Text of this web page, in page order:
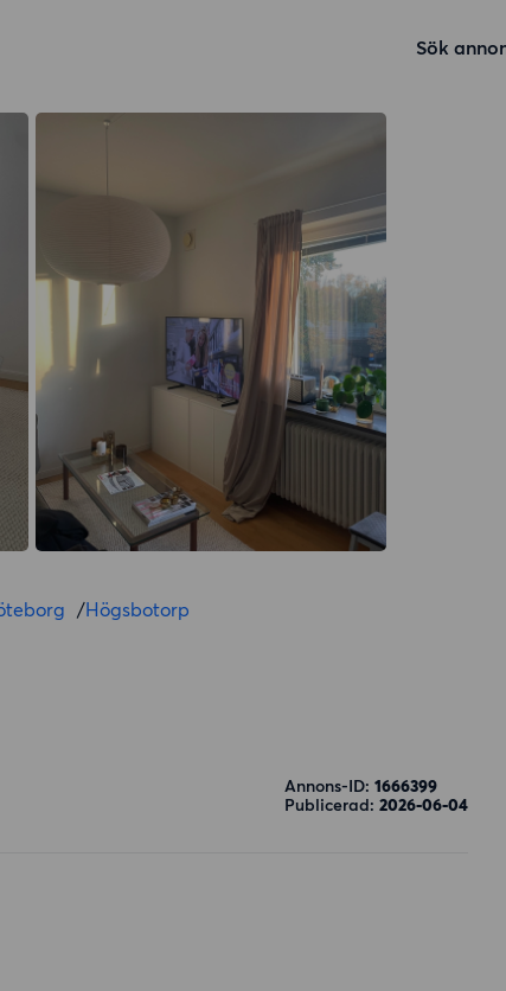
Sök
/Högsbotorp
Annons-ID: 1666399
Publicerad: 2026-06-04